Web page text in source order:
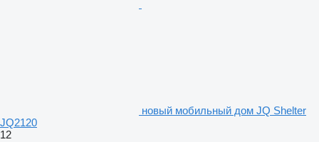
новый мобильный дом JQ Shelter
JQ2120
12